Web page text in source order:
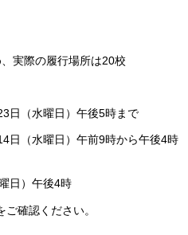
実際の履行場所は20校
日（水曜日）午後5時まで
日（水曜日）午前9時から午後4時
日）午後4時
確認ください。